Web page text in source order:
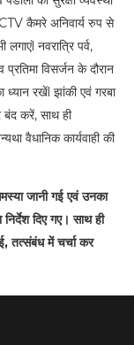
कैमरे अनिवार्य रुप से
नवरात्रि पर्व,
विसर्जन के दौरान
ध्यान रखेंl झांकी एवं गरबा
बंद करें, साथ ही
वैधानिक कार्यवाही की
जानी गई एवं उनका
दिए गए। साथ ही
तत्संबंध में चर्चा कर